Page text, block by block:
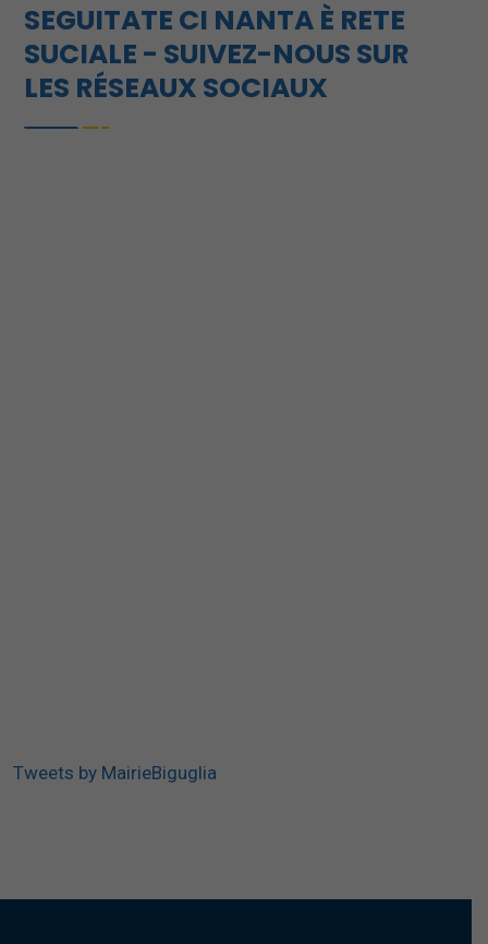
SEGUITATE CI NANTA È RETE
SUCIALE - SUIVEZ-NOUS SUR
LES RÉSEAUX SOCIAUX
Tweets by MairieBiguglia